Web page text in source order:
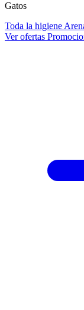
Gatos
Toda la higiene
Ver ofertas